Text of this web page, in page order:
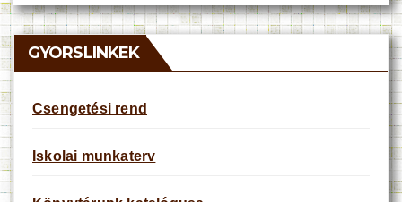
i
c
GYORSLINKEK
Csengetési rend
Iskolai munkaterv